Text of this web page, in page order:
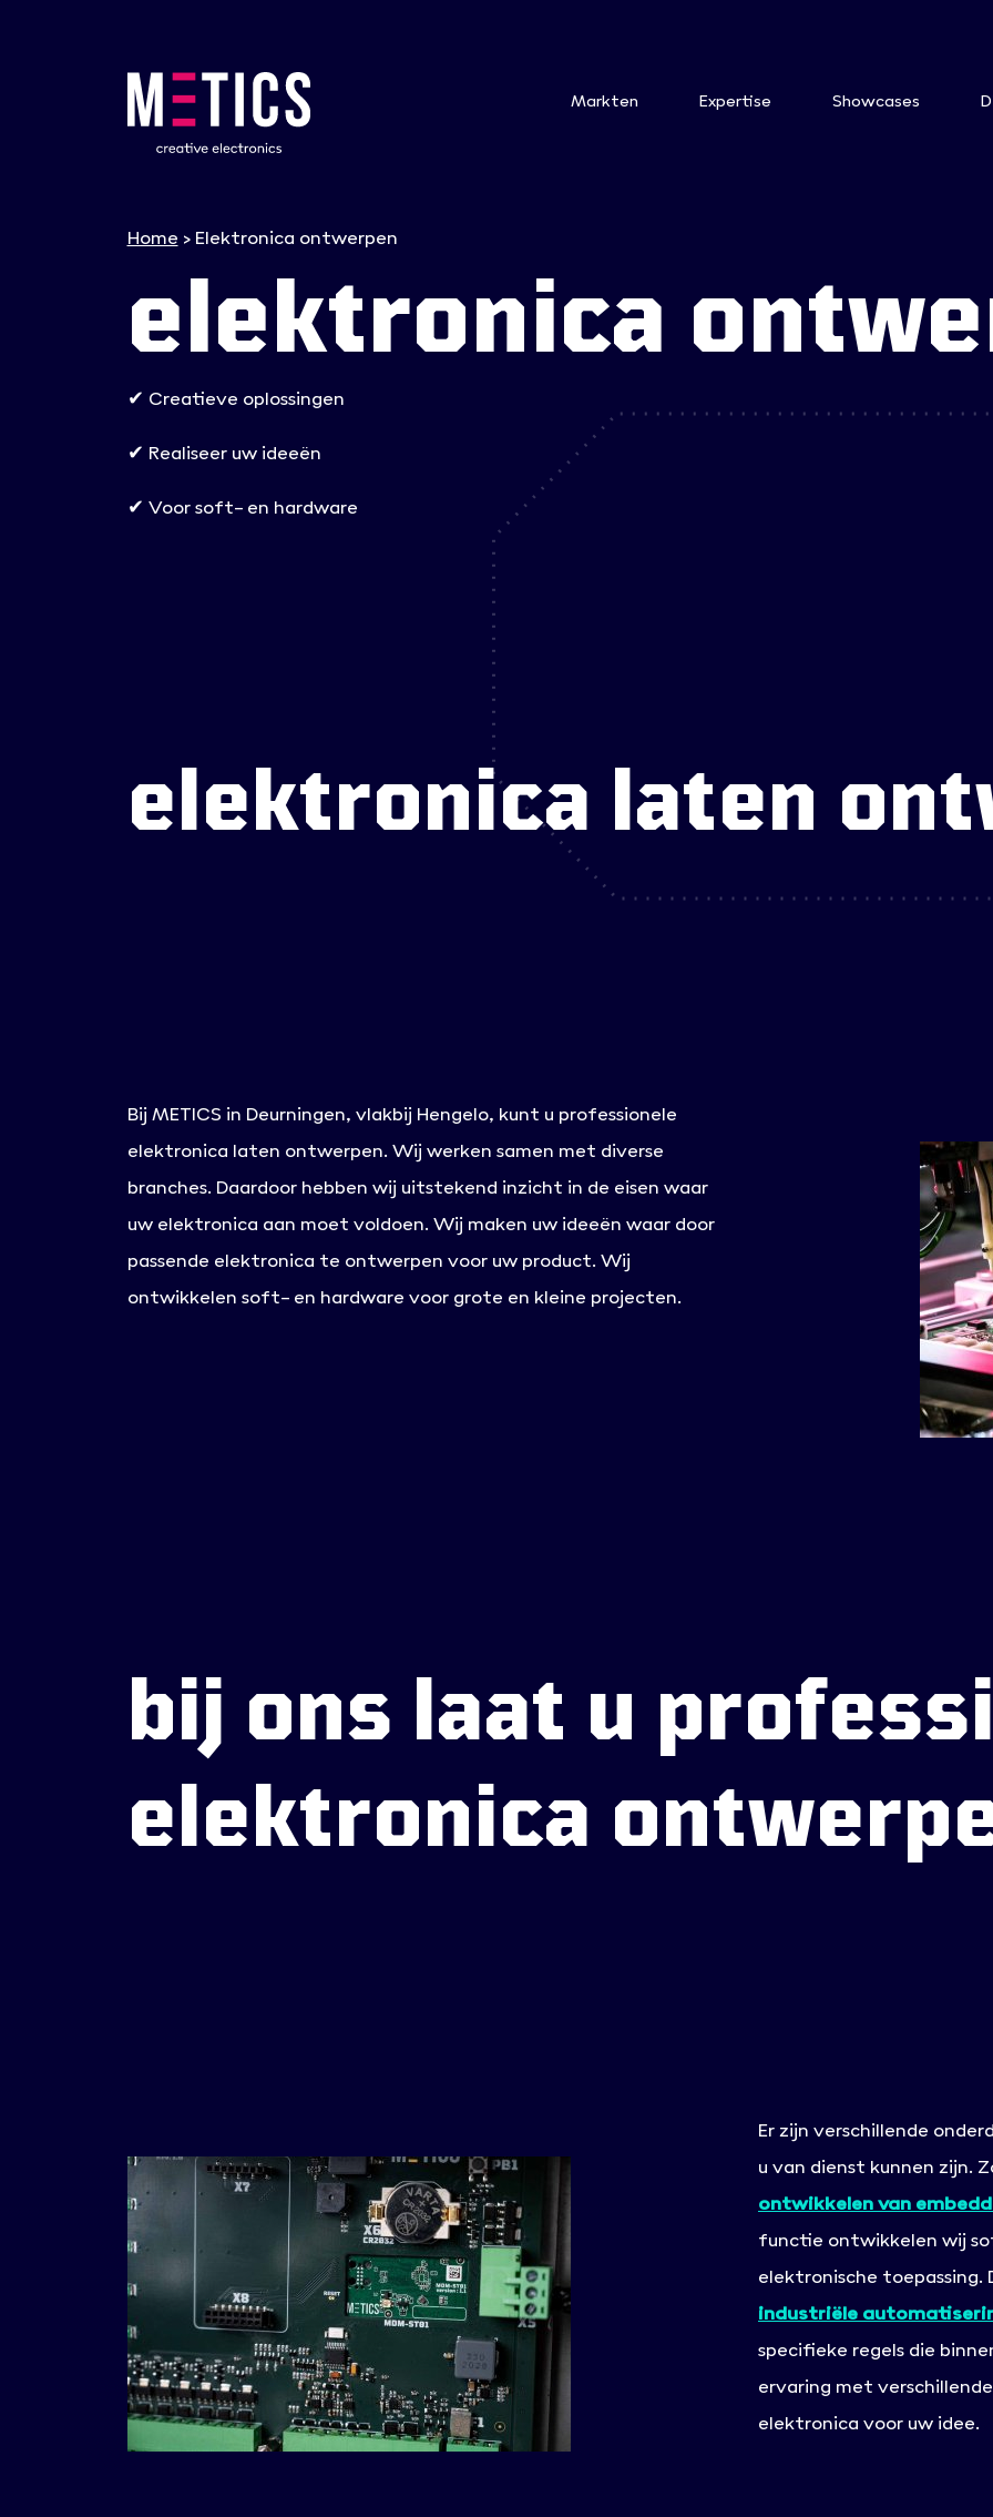
Markten Expertise Showcases
Home > Elektronica ontwerpen
elektronica
✔ Creatieve oplossingen
✔ Realiseer uw ideeën
✔ Voor soft- en hardware
elektronica laten
Bij METICS in Deurningen, vlakbij Hengelo, kunt u professionele
elektronica laten ontwerpen. Wij werken samen met diverse
branches. Daardoor hebben wij uitstekend inzicht in de eisen waar
uw elektronica aan moet voldoen. Wij maken uw ideeën waar door
passende elektronica te ontwerpen voor uw product. Wij
ontwikkelen soft- en hardware voor grote en kleine projecten.
bij ons laat u
elektronica
Er zijn verschillende
u van dienst kunnen zijn.
ontwikkelen van
functie ontwikkelen wij
elektronische toepassing.
industriële
specifieke regels die
ervaring met
elektronica voor uw idee.